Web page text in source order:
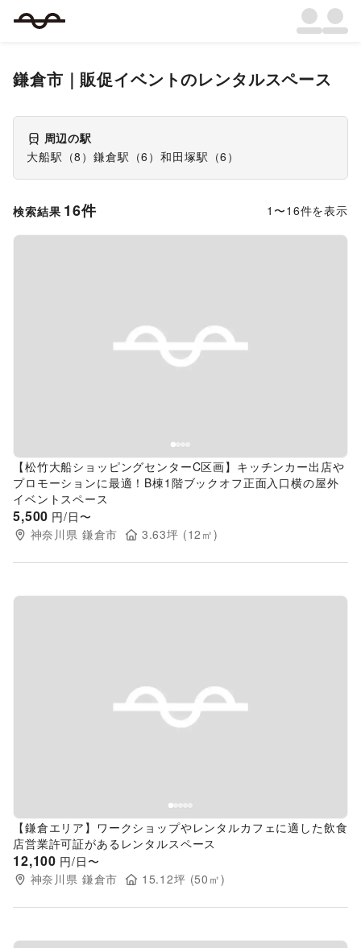
鎌倉市 ｜ 販促イベントのレンタルスペース
周辺の駅
大船駅 （8 ）鎌倉駅 （6 ）和田塚駅 （6 ）
検索結果 16件 1 〜16件を表示
Previous slide
【松竹大船ショッピングセンターC区画】キッチンカー出店や
プロモーションに最適！B棟1階ブックオフ正面入口横の屋外
イベントスペース
5,500 円/日〜
神奈川県 鎌倉市 3.63坪 (12 ㎡)
Previous slide
【鎌倉エリア】ワークショップやレンタルカフェに適した飲食
店営業許可証があるレンタルスペース
12,100 円/日〜
神奈川県 鎌倉市 15.12坪 (50 ㎡)